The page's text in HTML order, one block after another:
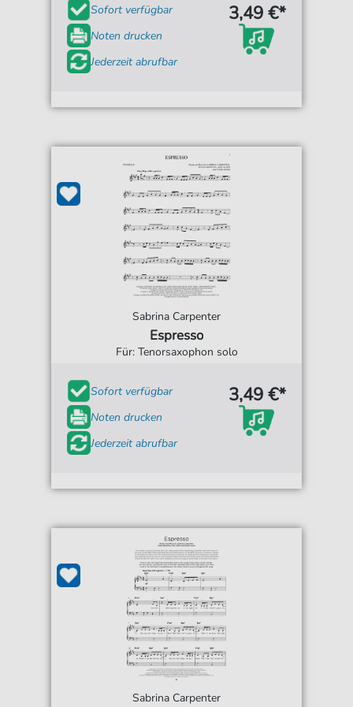
Sofort verfügbar
Noten drucken
Jederzeit abrufbar
3,49 €*
Sabrina Carpenter
Espresso
Für: Tenorsaxophon solo
Sofort verfügbar
Noten drucken
Jederzeit abrufbar
3,49 €*
Sabrina Carpenter